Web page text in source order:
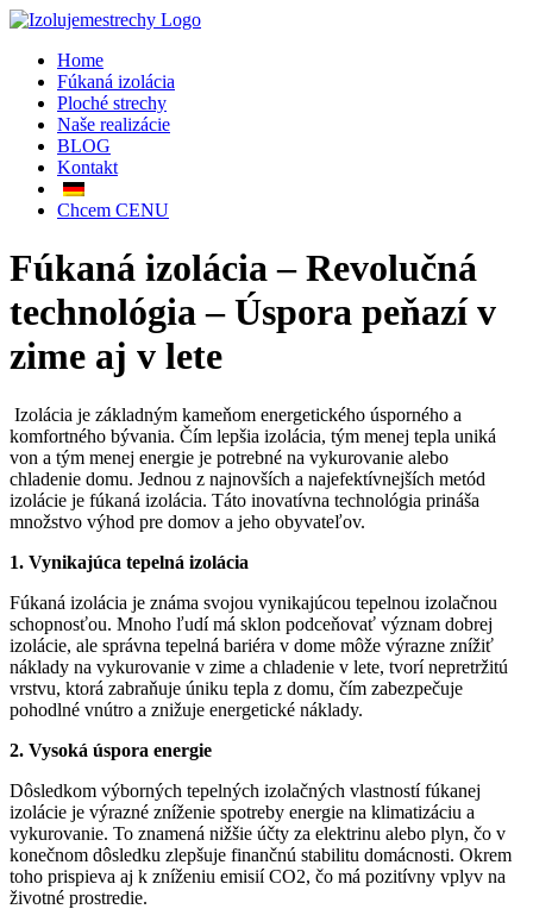
Skip
contentHome
Fúkaná izolácia
Ploché strechy
Naše realizácie
BLOG
Kontakt
Chcem CENU
Fúkaná izolácia – Revolučná
technológia – Úspora peňazí v
zime aj v lete
Izolácia je základným kameňom energetického úsporného a
komfortného bývania. Čím lepšia izolácia, tým menej tepla uniká
von a tým menej energie je potrebné na vykurovanie alebo
chladenie domu. Jednou z najnovších a najefektívnejších metód
izolácie je fúkaná izolácia. Táto inovatívna technológia prináša
množstvo výhod pre domov a jeho obyvateľov.
1. Vynikajúca tepelná izolácia
Fúkaná izolácia je známa svojou vynikajúcou tepelnou izolačnou
schopnosťou. Mnoho ľudí má sklon podceňovať význam dobrej
izolácie, ale správna tepelná bariéra v dome môže výrazne znížiť
náklady na vykurovanie v zime a chladenie v lete, tvorí nepretržitú
vrstvu, ktorá zabraňuje úniku tepla z domu, čím zabezpečuje
pohodlné vnútro a znižuje energetické náklady.
2. Vysoká úspora energie
Dôsledkom výborných tepelných izolačných vlastností fúkanej
izolácie je výrazné zníženie spotreby energie na klimatizáciu a
vykurovanie. To znamená nižšie účty za elektrinu alebo plyn, čo v
konečnom dôsledku zlepšuje finančnú stabilitu domácnosti. Okrem
toho prispieva aj k zníženiu emisií CO2, čo má pozitívny vplyv na
životné prostredie.